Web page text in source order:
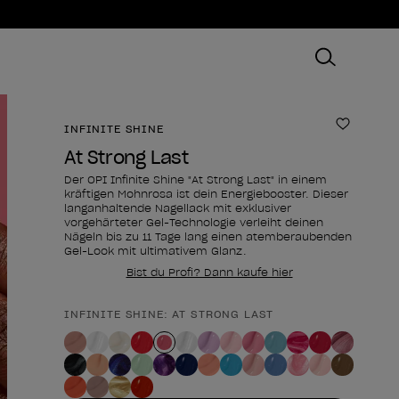
INFINITE SHINE Zur
At Strong Last
Der OPI Infinite Shine "At Strong Last" in einem
kräftigen Mohnrosa ist dein Energiebooster. Dieser
langanhaltende Nagellack mit exklusiver
vorgehärteter Gel-Technologie verleiht deinen
Nägeln bis zu 11 Tage lang einen atemberaubenden
Gel-Look mit ultimativem Glanz.
Bist du Profi? Dann kaufe hier
Form des Produkts
INFINITE SHINE: AT STRONG LAST